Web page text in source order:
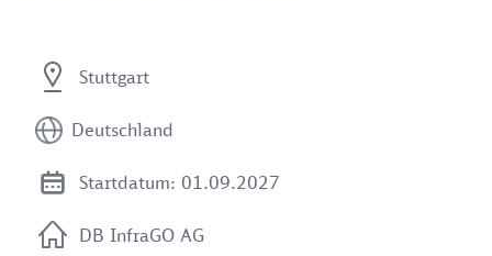
Stuttgart
Deutschland
Startdatum: 01.09.2027
DB InfraGO AG